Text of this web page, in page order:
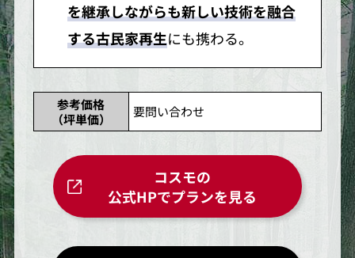
を継承しながらも新しい技術を融合
する古民家再生にも携わる。
参考価格
（坪単価）
要問い合わせ
コスモの
公式HPでプランを見る